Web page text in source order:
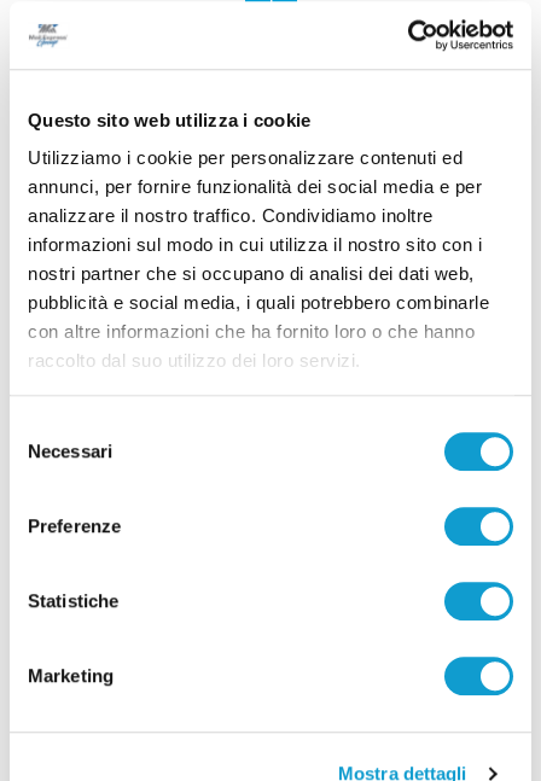
Questo sito web utilizza i cookie
Utilizziamo i cookie per personalizzare contenuti ed
annunci, per fornire funzionalità dei social media e per
analizzare il nostro traffico. Condividiamo inoltre
informazioni sul modo in cui utilizza il nostro sito con i
nostri partner che si occupano di analisi dei dati web,
pubblicità e social media, i quali potrebbero combinarle
con altre informazioni che ha fornito loro o che hanno
raccolto dal suo utilizzo dei loro servizi.
delNecessari
Preferenze
Statistiche
Marketing
Mostra dettagli